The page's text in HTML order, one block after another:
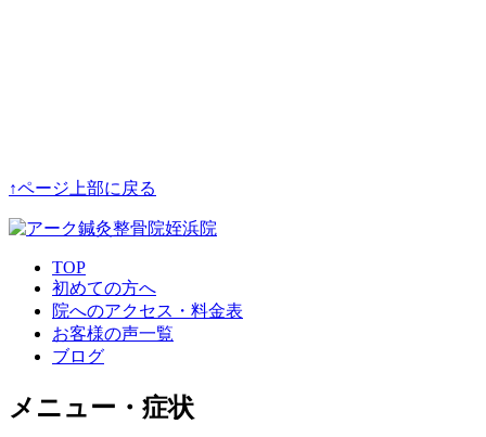
↑ページ上部に戻る
TOP
初めての方へ
院へのアクセス・料金表
お客様の声一覧
ブログ
メニュー・症状